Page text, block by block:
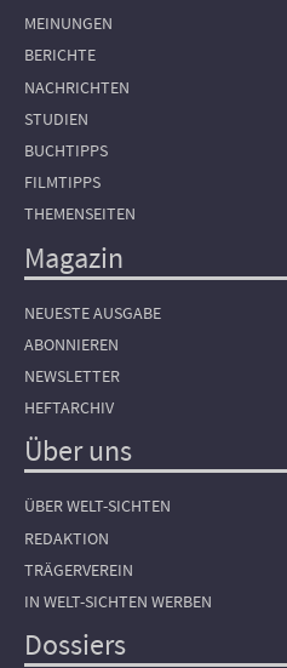
MEINUNGEN
BERICHTE
NACHRICHTEN
STUDIEN
BUCHTIPPS
FILMTIPPS
THEMENSEITEN
Magazin
NEUESTE AUSGABE
ABONNIEREN
NEWSLETTER
HEFTARCHIV
Über uns
ÜBER WELT-SICHTEN
REDAKTION
TRÄGERVEREIN
IN WELT-SICHTEN WERBEN
Dossiers